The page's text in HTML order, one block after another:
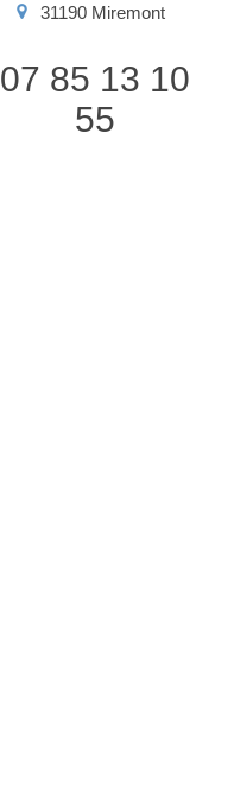
31190 Miremont
07 85 13 10
55